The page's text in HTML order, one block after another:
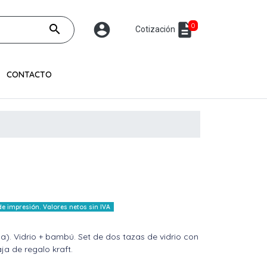
search account_circle Cotización description0
CONTACTO
impresión. Valores netos sin IVA
Vidrio + bambú. Set de dos tazas de vidrio con
de regalo kraft.